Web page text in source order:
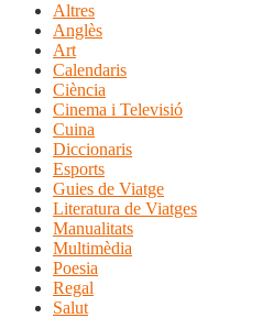
Altres
Anglès
Art
Calendaris
Ciència
Cinema i Televisió
Cuina
Diccionaris
Esports
Guies de Viatge
Literatura de Viatges
Manualitats
Multimèdia
Poesia
Regal
Salut